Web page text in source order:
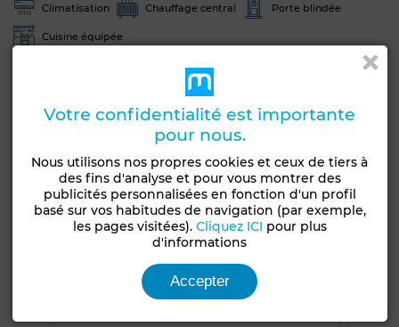
Climatisation Chauffage central Porte blindée
Cuisine équipée
Votre confidentialité est importante
pour nous.
Nous utilisons nos propres cookies et ceux de tiers à
des fins d'analyse et pour vous montrer des
publicités personnalisées en fonction d'un profil
basé sur vos habitudes de navigation (par exemple,
les pages visitées). Cliquez ICI pour plus
d'informations
Accepter